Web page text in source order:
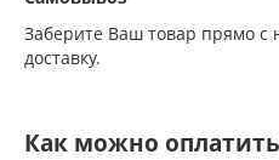
Заберите Ваш товар прямо с
доставку.
Как можно